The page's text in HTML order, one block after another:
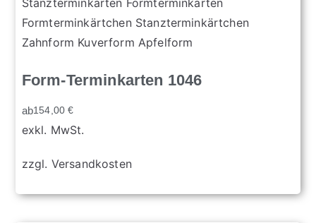
Form-Terminkarten 1046
ab154,00€
exkl. MwSt.
zzgl. Versandkosten